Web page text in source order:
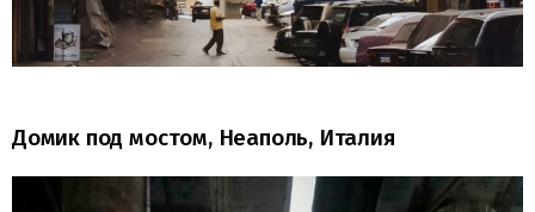
Домик под мостом, Неаполь, Италия